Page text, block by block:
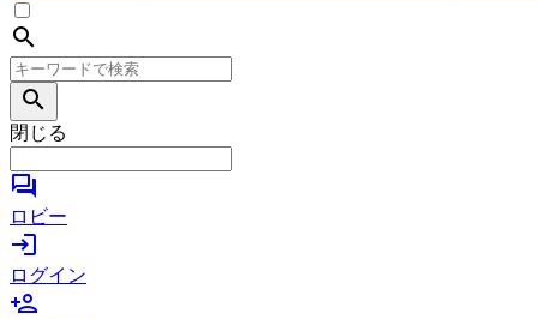
search
search
閉じる
forum
ロビー
login
ログイン
person_add